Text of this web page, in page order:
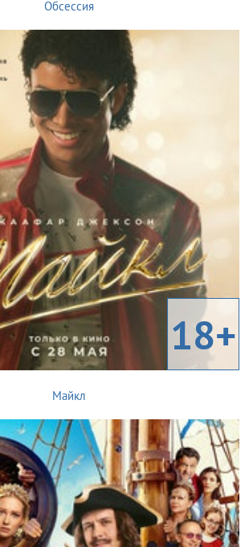
Обсессия
18+
Майкл